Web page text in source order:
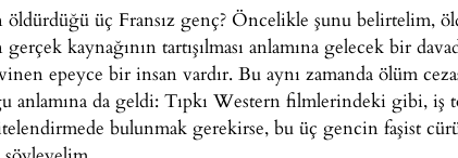
üç Fransız genç? Öncelikle şunu belirtelim,
kaynağının tartışılması anlamına gelecek bir
epeyce bir insan vardır. Bu aynı zamanda ölüm
anlamına da geldi: Tıpkı Western filmlerindeki gibi, iş
bulunmak gerekirse, bu üç gencin faşist